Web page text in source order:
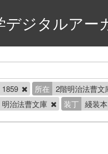
デジタルアー
1859 所在
2階明治法曹
明治法曹文庫 装丁 綫装